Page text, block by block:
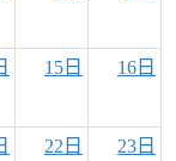
15日 16日
22日 23日